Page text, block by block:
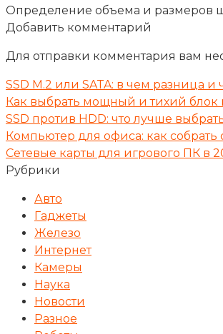
Определение объема и размеров
Добавить комментарий
Для отправки комментария вам
SSD M.2 или SATA: в чем разница
Как выбрать мощный и тихий блок
SSD против HDD: что лучше
Компьютер для офиса: как
Сетевые карты для игрового ПК в
Рубрики
Авто
Гаджеты
Железо
Интернет
Камеры
Наука
Новости
Разное